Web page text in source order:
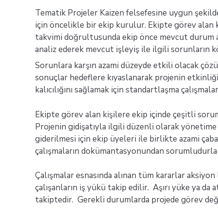
Tematik Projeler Kaizen felsefesine uygun
için öncelikle bir ekip kurulur. Ekipte görev alan
takvimi doğrultusunda ekip önce mevcut durum
analiz ederek mevcut işleyiş ile ilgili sorunların
Sorunlara karşın azami düzeyde etkili olacak
sonuçlar hedeflere kıyaslanarak projenin
kalıcılığını sağlamak için standartlaşma
Ekipte görev alan kişilere ekip içinde çeşitli
Projenin gidişatıyla ilgili düzenli olarak
giderilmesi için ekip üyeleri ile birlikte azami
çalışmaların dokümantasyonundan
Çalışmalar esnasında alınan tüm kararlar
çalışanların iş yükü takip edilir. Aşırı yüke ya
takiptedir. Gerekli durumlarda projede görev